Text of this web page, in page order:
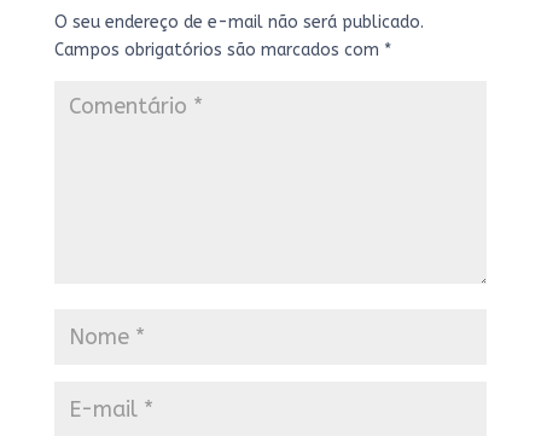
O seu endereço de e-mail não será publicado.
Campos obrigatórios são marcados com *